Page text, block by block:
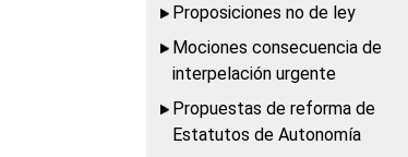
Proposiciones no de ley
Mociones consecuencia de
interpelación urgente
Propuestas de reforma de
Estatutos de Autonomía